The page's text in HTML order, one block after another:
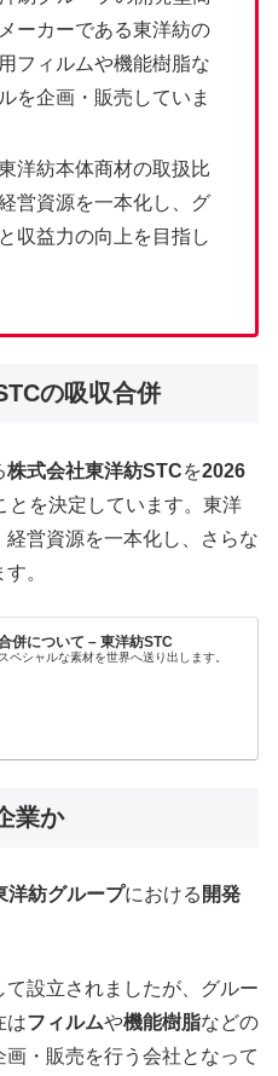
ーカーである東洋紡の
フィルムや機能樹脂な
を企画・販売していま
洋紡本体商材の取扱比
営資源を一本化し、グ
収益力の向上を目指し
の吸収合併
株式会社東洋紡STCを2026
とを決定しています。東洋
営資源を一本化し、さらな
。
併について – 東洋紡STC
ペシャルな素材を世界へ送り出します。
業か
洋紡グループにおける 開発
設立されましたが、グルー
はフィルムや機能樹脂などの
画・販売を行う会社となって